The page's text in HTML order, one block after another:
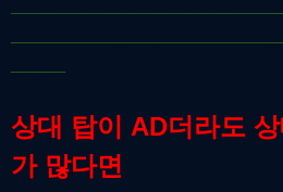
상대 탑이 AD더라도
가 많다면